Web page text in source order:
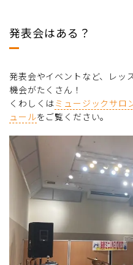
発表会はある？
発表会やイベントなど、レッ
機会がたくさん！
くわしくはミュージックサロ
ュールをご覧ください。